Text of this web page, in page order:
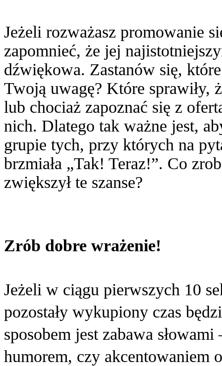
Jeżeli rozważasz promowanie
zapomnieć, że jej
dźwiękowa. Zastanów się,
Twoją uwagę? Które sprawiły,
lub chociaż zapoznać się z
nich. Dlatego tak ważne jest,
grupie tych, przy których na
brzmiała „Tak! Teraz!”. Co
zwiększył te szanse?
Zrób dobre wrażenie!
Jeżeli w ciągu pierwszych 10
pozostały wykupiony czas
sposobem jest zabawa
humorem, czy akcentowaniem